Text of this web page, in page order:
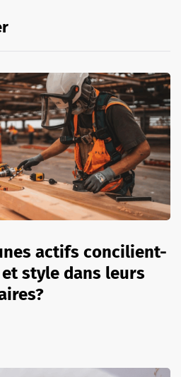
actifs concilient-
style dans leurs